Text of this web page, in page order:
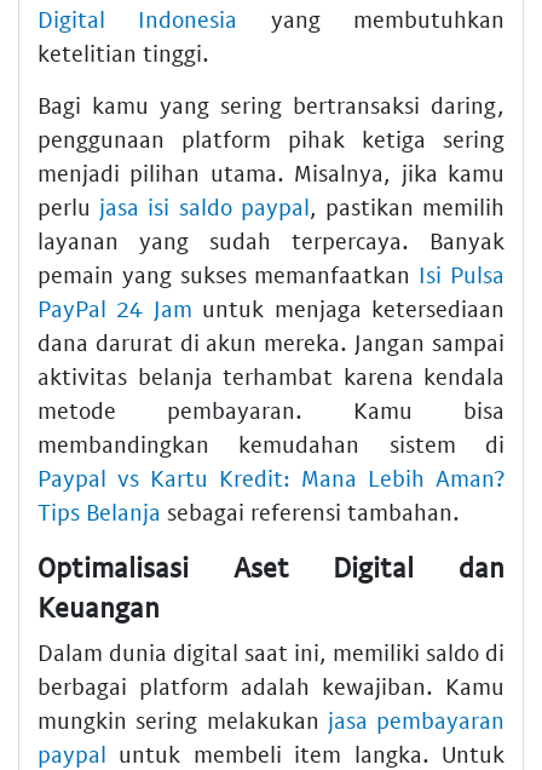
Digital Indonesia
yang membutuhkan
ketelitian tinggi.
Bagi kamu yang sering bertransaksi daring,
penggunaan platform pihak ketiga sering
menjadi pilihan utama. Misalnya, jika kamu
perlu jasa isi saldo paypal, pastikan memilih
layanan yang sudah terpercaya. Banyak
pemain yang sukses memanfaatkan Isi Pulsa
PayPal 24 Jam untuk menjaga ketersediaan
dana darurat di akun mereka. Jangan sampai
aktivitas belanja terhambat karena kendala
metode pembayaran. Kamu bisa
membandingkan kemudahan sistem di
Paypal vs Kartu Kredit: Mana Lebih Aman?
Tips Belanja sebagai referensi tambahan.
Optimalisasi Aset Digital dan
Keuangan
Dalam dunia digital saat ini, memiliki saldo di
berbagai platform adalah kewajiban. Kamu
mungkin sering melakukan jasa pembayaran
paypal untuk membeli item langka. Untuk